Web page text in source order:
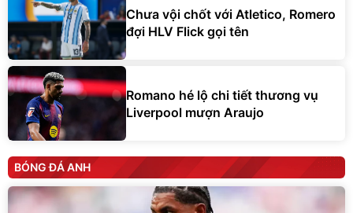
Chưa vội chốt với Atletico, Romero
đợi HLV Flick gọi tên
Romano hé lộ chi tiết thương vụ
Liverpool mượn Araujo
BÓNG ĐÁ ANH